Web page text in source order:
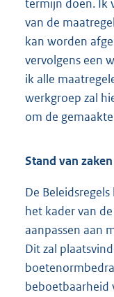
termijn doen. Ik
van de
kan worden
vervolgens een
ik alle
werkgroep zal
om de
Stand van
De
het kader van
aanpassen aan
Dit zal
beboetbaarheid